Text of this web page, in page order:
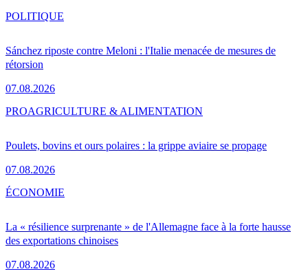
Sánchez riposte contre Meloni : l'Italie menacée de mesures de
rétorsion
07.08.2026
POLITIQUE
Poulets, bovins et ours polaires : la grippe aviaire se propage
07.08.2026
PROAGRICULTURE & ALIMENTATION
La « résilience surprenante » de l'Allemagne face à la forte hausse
des exportations chinoises
07.08.2026
ÉCONOMIE